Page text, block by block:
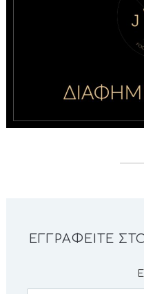
ΕΓΓΡΑΦΕΊΤΕ